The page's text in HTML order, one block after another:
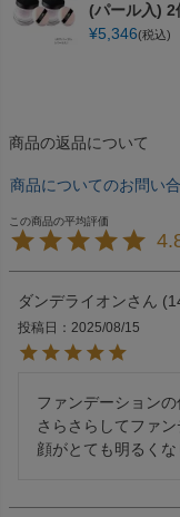
(パール入) 2
¥5,346 税込
商品の返品について
商品についてのお問い
ダンデライオン
投稿日
2025/08/15
ファンデーションの
さらさらしてファ
顔がとても明るくな